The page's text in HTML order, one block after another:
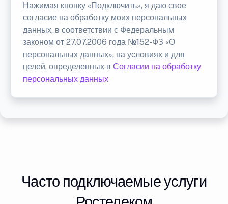
Нажимая кнопку «Подключить», я даю свое
согласие на обработку моих персональных
данных, в соответствии с Федеральным
законом от 27.07.2006 года №152-ФЗ «О
персональных данных», на условиях и для
целей, определенных в Согласии на обработку
персональных данных
Часто подключаемые услуги